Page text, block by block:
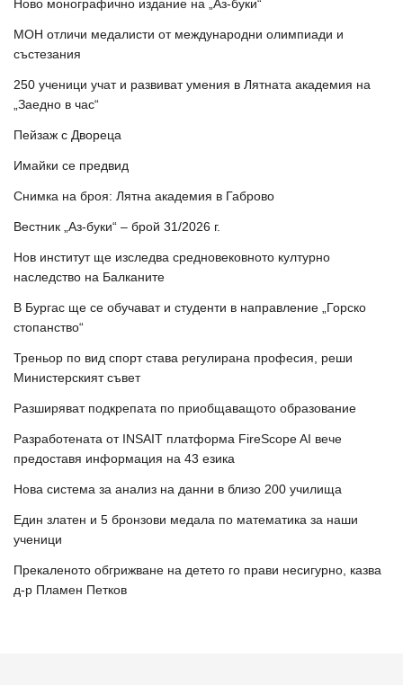
Ново монографично издание на „Аз-буки“
МОН отличи медалисти от международни олимпиади и
състезания
250 ученици учат и развиват умения в Лятната академия на
„Заедно в час“
Пейзаж с Двореца
Имайки се предвид
Снимка на броя: Лятна академия в Габрово
Вестник „Аз-буки“ – брой 31/2026 г.
Нов институт ще изследва средновековното културно
наследство на Балканите
В Бургас ще се обучават и студенти в направление „Горско
стопанство“
Треньор по вид спорт става регулирана професия, реши
Министерският съвет
Разширяват подкрепата по приобщаващото образование
Разработената от INSAIT платформа FireScope AI вече
предоставя информация на 43 езика
Нова система за анализ на данни в близо 200 училища
Един златен и 5 бронзови медала по математика за наши
ученици
Прекаленото обгрижване на детето го прави несигурно, казва
д-р Пламен Петков